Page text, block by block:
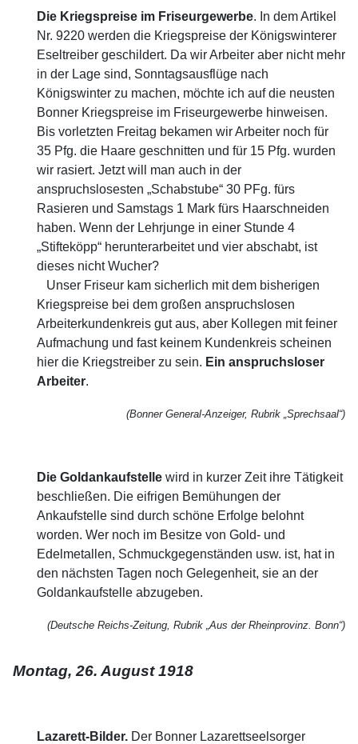
Die Kriegspreise im Friseurgewerbe. In dem Artikel
Nr. 9220 werden die Kriegspreise der Königswinterer
Eseltreiber geschildert. Da wir Arbeiter aber nicht mehr
in der Lage sind, Sonntagsausflüge nach
Königswinter zu machen, möchte ich auf die neusten
Bonner Kriegspreise im Friseurgewerbe hinweisen.
Bis vorletzten Freitag bekamen wir Arbeiter noch für
35 Pfg. die Haare geschnitten und für 15 Pfg. wurden
wir rasiert. Jetzt will man auch in der
anspruchslosesten „Schabstube“ 30 PFg. fürs
Rasieren und Samstags 1 Mark fürs Haarschneiden
haben. Wenn der Lehrjunge in einer Stunde 4
„Stifteköpp“ herunterarbeitet und vier abschabt, ist
dieses nicht Wucher?
Unser Friseur kam sicherlich mit dem bisherigen
Kriegspreise bei dem großen anspruchslosen
Arbeiterkundenkreis gut aus, aber Kollegen mit feiner
Aufmachung und fast keinem Kundenkreis scheinen
hier die Kriegstreiber zu sein. Ein anspruchsloser
Arbeiter.
(Bonner General-Anzeiger, Rubrik „Sprechsaal“)
Die Goldankaufstelle wird in kurzer Zeit ihre Tätigkeit
beschließen. Die eifrigen Bemühungen der
Ankaufstelle sind durch schöne Erfolge belohnt
worden. Wer noch im Besitze von Gold- und
Edelmetallen, Schmuckgegenständen usw. ist, hat in
den nächsten Tagen noch Gelegenheit, sie an der
Goldankaufstelle abzugeben.
(Deutsche Reichs-Zeitung, Rubrik „Aus der Rheinprovinz. Bonn“)
Montag, 26. August 1918
Lazarett-Bilder. Der Bonner Lazarettseelsorger